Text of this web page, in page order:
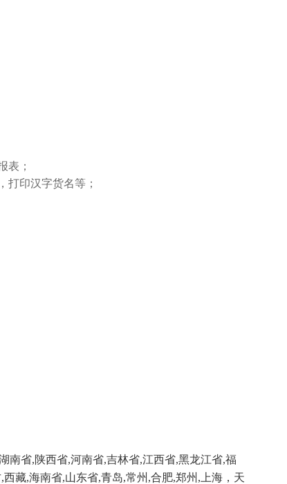
表；
打印汉字货名等；
南省,陕西省,河南省,吉林省,江西省,黑龙江省,福
,西藏,海南省,山东省,青岛,常州 ,合肥,郑州 , 上海，天